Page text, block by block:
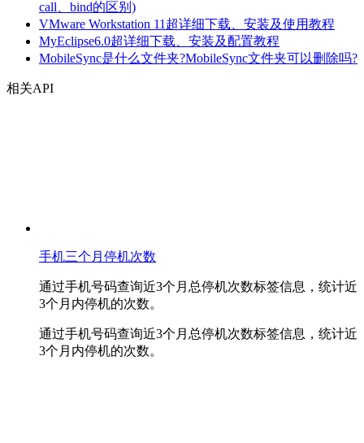
call、bind的区别)
VMware Workstation 11超详细下载、安装及使用教程
MyEclipse6.0超详细下载、安装及配置教程
MobileSync是什么文件夹?MobileSync文件夹可以删除吗?
相关API
手机三个月停机次数
通过手机号码查询近3个月总停机次数标签信息，统计近
3个月内停机的次数。
通过手机号码查询近3个月总停机次数标签信息，统计近
3个月内停机的次数。